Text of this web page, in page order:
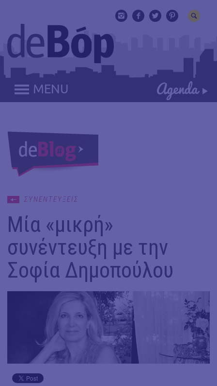
MENU
ΣΥΝΕΝΤΕΥΞΕΙΣ
Μία «μικρή»
συνέντευξη με την
Σοφία Δημοπούλου